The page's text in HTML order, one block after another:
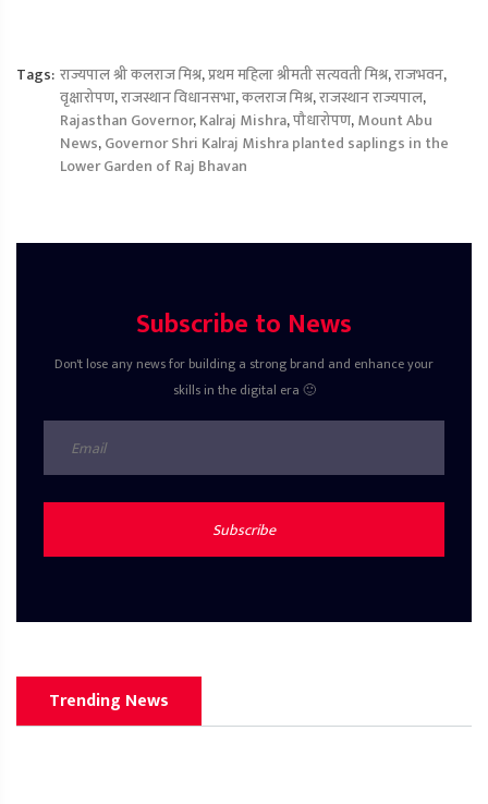
Tags: राज्यपाल श्री कलराज मिश्र,प्रथम महिला श्रीमती सत्यवती मिश्र,राजभवन,
वृक्षारोपण,राजस्थान विधानसभा,कलराज मिश्र,राजस्थान राज्यपाल,
Rajasthan Governor,Kalraj Mishra,पौधारोपण,Mount Abu
News,Governor Shri Kalraj Mishra planted saplings in the
Lower Garden of Raj Bhavan
Subscribe to News
Don't lose any news for building a strong brand and enhance your
skills in the digital era 🙂
Subscribe
Trending News